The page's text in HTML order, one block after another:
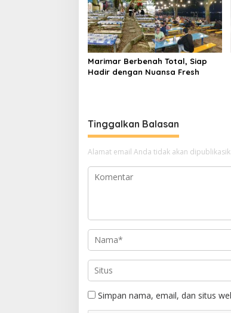
Marimar Berbenah Total, Siap
Hadir dengan Nuansa Fresh
Tinggalkan Balasan
Alamat email Anda tidak akan
Simpan nama, email, dan situs